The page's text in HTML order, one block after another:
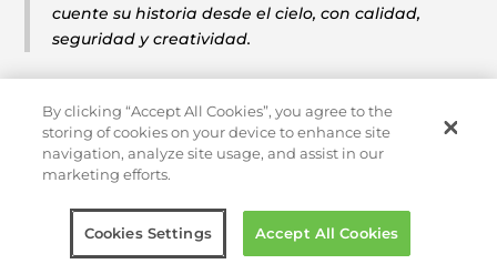
cuente su historia desde el cielo, con calidad,
seguridad y creatividad.
FRECUENTES
By clicking “Accept All Cookies”, you agree to the
storing of cookies on your device to enhance site
navigation, analyze site usage, and assist in our
marketing efforts.
Cookies Settings Accept All Cookies